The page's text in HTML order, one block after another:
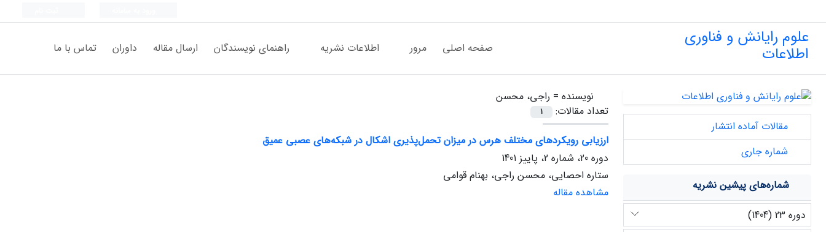
علوم رایانش و فناوری
اطلاعات صفحه اصلی مرور اطلاعات نشریه راهنمای نویسندگان ارسال مقاله داوران تماس با ما
نویسنده = راجی، محسن
تعداد مقالات:
1
ارزیابی رویکردهای مختلف هرس در میزان تحمل‌پذیری اشکال در شبکه‌های عصبی عمیق
دوره 20، شماره 2، پاییز 1401
ستاره احصایی، محسن راجی، بهنام قوامی
مشاهده مقاله
مقالات آماده انتشار
شماره جاری
شماره‌های پیشین نشریه
دوره 23 (1404)